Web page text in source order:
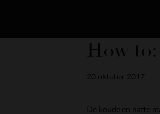
How
20 oktober 2017
De koude en natte